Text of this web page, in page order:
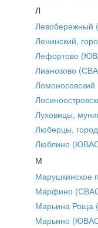
Л
Ленинский,
Лефортово
Лианозово
Луховицы,
Люберцы,
Люблино
М
Марушкинское
Марфино
Марьина Роща
Марьино